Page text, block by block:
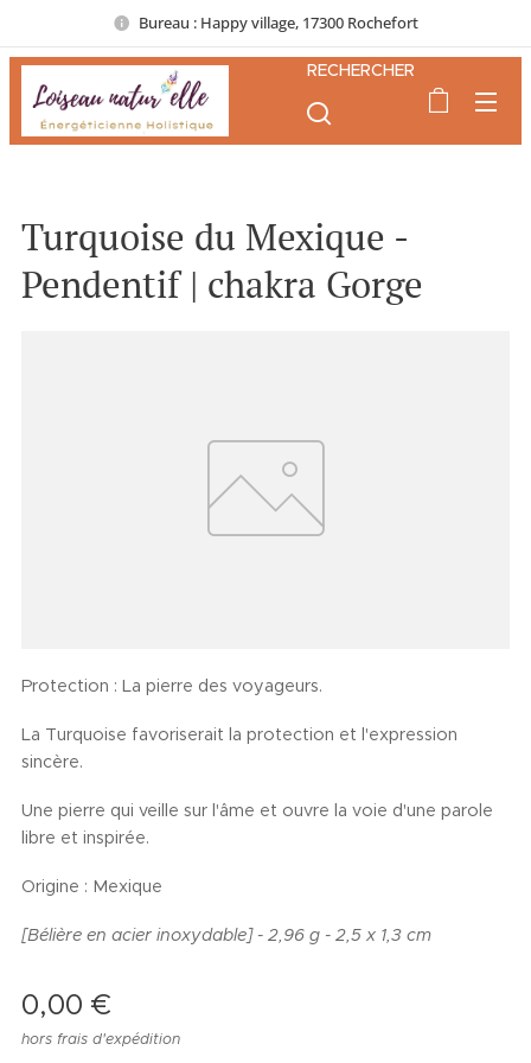
Bureau : Happy village, 17300 Rochefort
RECHERCHER
Turquoise du Mexique -
Pendentif | chakra Gorge
Protection : La pierre des voyageurs.
La Turquoise favoriserait la protection et l'expression
sincère.
Une pierre qui veille sur l'âme et ouvre la voie d'une parole
libre et inspirée.
Origine : Mexique
[Bélière en acier inoxydable] - 2,96 g - 2,5 x 1,3 cm
0,00 €
hors frais d'expédition